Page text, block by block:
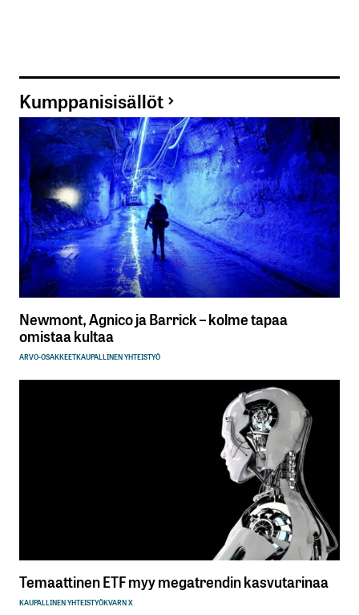
Nimesi tai nimimerkkisi*
Sähköpostiosoitteesi*
Tilaa SalkunRakentajan uutiskirje
Lähetä kommentti
Kumppanisisällöt
Newmont, Agnico ja Barrick – kolme tapaa
omistaa kultaa
ARVO-OSAKKEETKAUPALLINEN YHTEISTYÖ
Temaattinen ETF myy megatrendin kasvutarinaa
KAUPALLINEN YHTEISTYÖKVARN X